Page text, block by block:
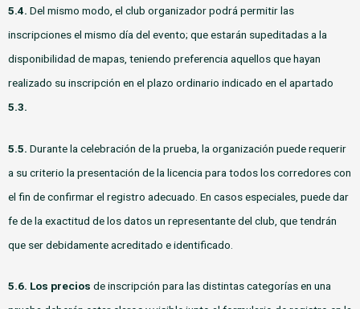
5.4. Del mismo modo, el club organizador podrá permitir las
inscripciones el mismo día del evento; que estarán supeditadas a la
disponibilidad de mapas, teniendo preferencia aquellos que hayan
realizado su inscripción en el plazo ordinario indicado en el apartado
5.3.
5.5. Durante la celebración de la prueba, la organización puede requerir
a su criterio la presentación de la licencia para todos los corredores con
el fin de confirmar el registro adecuado. En casos especiales, puede dar
fe de la exactitud de los datos un representante del club, que tendrán
que ser debidamente acreditado e identificado.
5.6. Los precios de inscripción para las distintas categorías en una